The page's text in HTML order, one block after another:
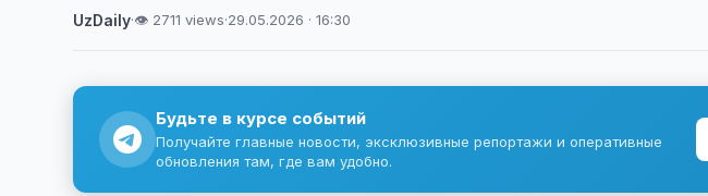
UzDaily·👁 2711 views·29.05.2026 · 16:30
Будьте в курсе событий
Получайте главные новости, эксклюзивные репортажи и оперативные
обновления там, где вам удобно.